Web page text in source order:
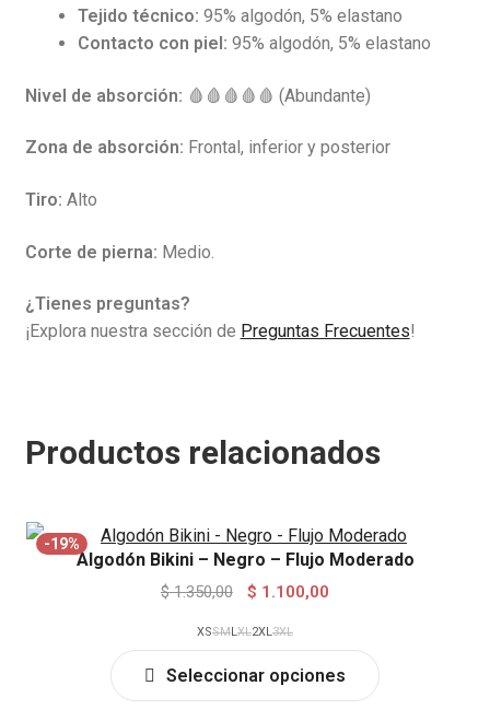
Tejido técnico: 95% algodón, 5% elastano
Contacto con piel: 95% algodón, 5% elastano
Nivel de absorción: 🩸🩸🩸🩸🩸 (Abundante)
Zona de absorción: Frontal, inferior y posterior
Tiro: Alto
Corte de pierna: Medio.
¿Tienes preguntas?
¡Explora nuestra sección de Preguntas Frecuentes!
Productos relacionados
-19%
Algodón Bikini – Negro – Flujo Moderado
$1.350,00
Original
$ 1.350,00.
$ 1.100,00
$ 1.100,00.
XSSMLXL2XL3XL
Seleccionar opciones